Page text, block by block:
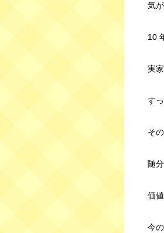
気
10
実
す
そ
随
価
今